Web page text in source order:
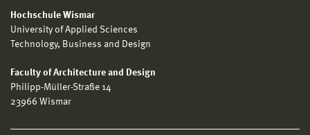
Hochschule Wismar
University of Applied Sciences
Technology, Business and Design
Faculty of Architecture and Design
Philipp-Müller-Straße 14
23966 Wismar